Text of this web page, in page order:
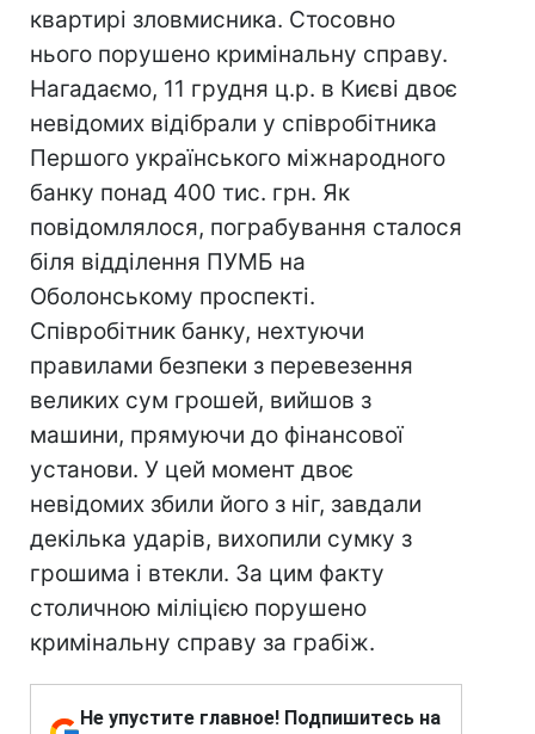
квартирі зловмисника. Стосовно
нього порушено кримінальну справу.
Нагадаємо, 11 грудня ц.р. в Києві двоє
невідомих відібрали у співробітника
Першого українського міжнародного
банку понад 400 тис. грн. Як
повідомлялося, пограбування сталося
біля відділення ПУМБ на
Оболонському проспекті.
Співробітник банку, нехтуючи
правилами безпеки з перевезення
великих сум грошей, вийшов з
машини, прямуючи до фінансової
установи. У цей момент двоє
невідомих збили його з ніг, завдали
декілька ударів, вихопили сумку з
грошима і втекли. За цим факту
столичною міліцією порушено
кримінальну справу за грабіж.
Не упустите главное! Подпишитесь на